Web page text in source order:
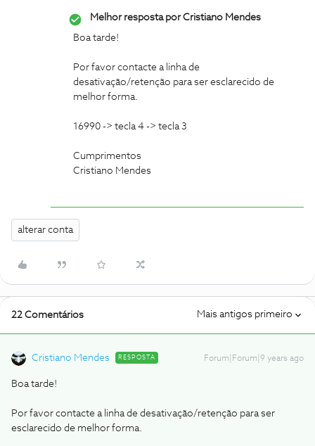
Melhor resposta porCristiano Mendes
Boa tarde!
Por favor contacte a linha de
desativação/retenção para ser esclarecido de
melhor forma.
16990 -> tecla 4 -> tecla 3
Cumprimentos
Cristiano Mendes
alterar conta
22 Comentários Mais antigos primeiro
Cristiano Mendes RESPOSTA Forum|Forum|9 years ago
Boa tarde!
Por favor contacte a linha de desativação/retenção para ser
esclarecido de melhor forma.